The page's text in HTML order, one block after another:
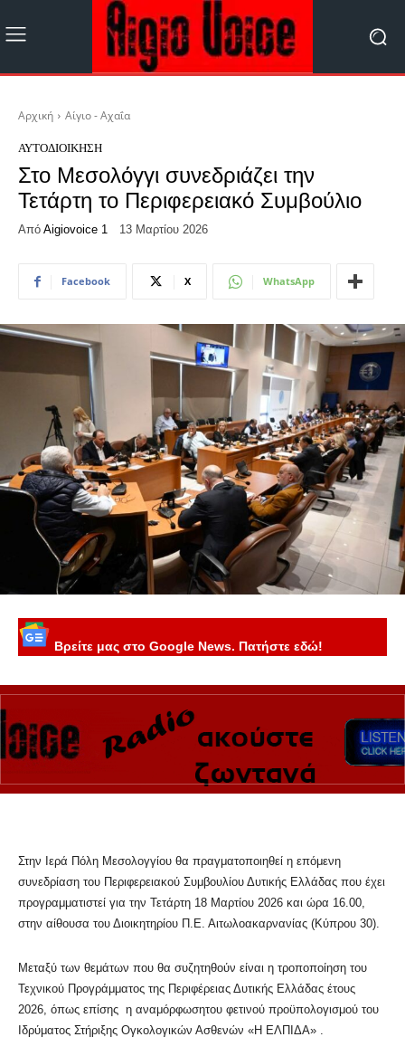
Αρχική Αίγιο - Αχαΐα
ΑΥΤΟΔΙΟΊΚΗΣΗ
Στο Μεσολόγγι συνεδριάζει την
Τετάρτη το Περιφερειακό Συμβούλιο
Από Aigiovoice 1 13 Μαρτίου 2026
Facebook X WhatsApp
Βρείτε μας στο Google News. Πατήστε εδώ!
Στην Ιερά Πόλη Μεσολογγίου θα πραγματοποιηθεί η επόμενη
συνεδρίαση του Περιφερειακού Συμβουλίου Δυτικής Ελλάδας που έχει
προγραμματιστεί για την Τετάρτη 18 Μαρτίου 2026 και ώρα 16.00,
στην αίθουσα του Διοικητηρίου Π.Ε. Αιτωλοακαρνανίας (Κύπρου 30).
Μεταξύ των θεμάτων που θα συζητηθούν είναι η τροποποίηση του
Τεχνικού Προγράμματος της Περιφέρειας Δυτικής Ελλάδας έτους
2026, όπως επίσης η αναμόρφωσητου φετινού προϋπολογισμού του
Ιδρύματος Στήριξης Ογκολογικών Ασθενών «Η ΕΛΠΙΔΑ» .